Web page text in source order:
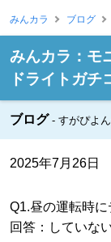
みんカラ ブログ
みんカラ：モ
ドライトガチ
ブログ すがぴよ
2025年7月26日
Q1.昼の運転時
回答：していな